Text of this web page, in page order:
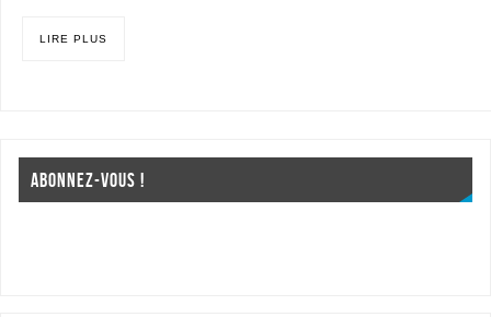
LIRE PLUS
ABONNEZ-VOUS !